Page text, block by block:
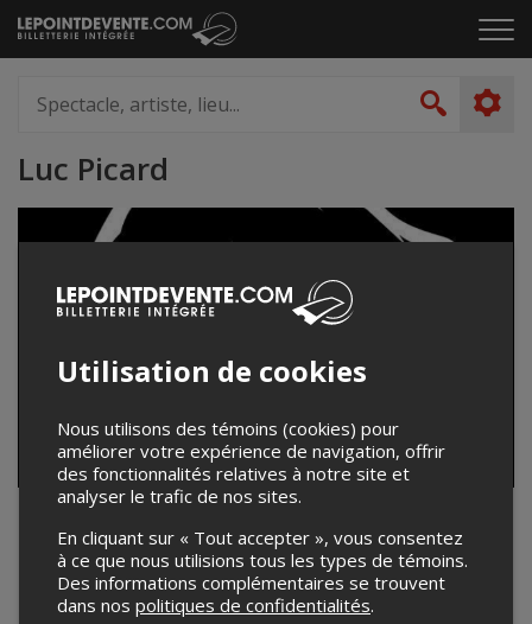
Passer
au
le
artiste,
lieu...
Luc Picard
luc.picard@telus.net
Événements à venir
Utilisation de cookies
Nous utilisons des témoins (cookies) pour
améliorer votre expérience de navigation, offrir
des fonctionnalités relatives à notre site et
analyser le trafic de nos sites.
En cliquant sur « Tout accepter », vous consentez
à ce que nous utilisions tous les types de témoins.
Des informations complémentaires se trouvent
dans nos politiques de confidentialités.